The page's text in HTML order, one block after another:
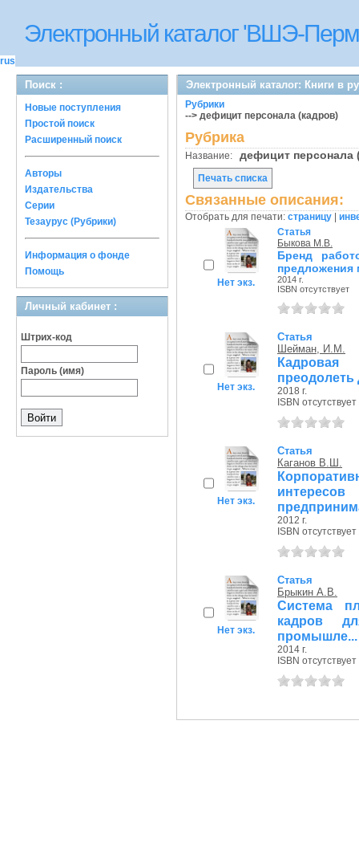
Электронный каталог 'ВШЭ-
rus
Поиск :
Новые поступления
Простой поиск
Расширенный поиск
Авторы
Издательства
Серии
Тезаурус (Рубрики)
Информация о фонде
Помощь
Личный кабинет :
Штрих-код
Пароль (имя)
Электронный каталог: Книги в
Рубрики
--> дефицит персонала (кадров)
Рубрика
Название: дефицит
Печать списка
Связанные описания:
Отобрать для печати: страницу
Нет экз.
Статья
Быкова М.В.
Бренд
предложения
2014 г.
ISBN отсутствует
Нет экз.
Статья
Шейман, И.М.
Кадровая
2018 г.
ISBN отсутствует
Нет экз.
Статья
Каганов В.Ш.
2012 г.
ISBN отсутствует
Нет экз.
Статья
Брыкин А.В.
Система
кадров
промышле...
2014 г.
ISBN отсутствует